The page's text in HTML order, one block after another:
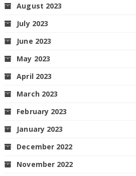
August 2023
July 2023
June 2023
May 2023
April 2023
March 2023
February 2023
January 2023
December 2022
November 2022